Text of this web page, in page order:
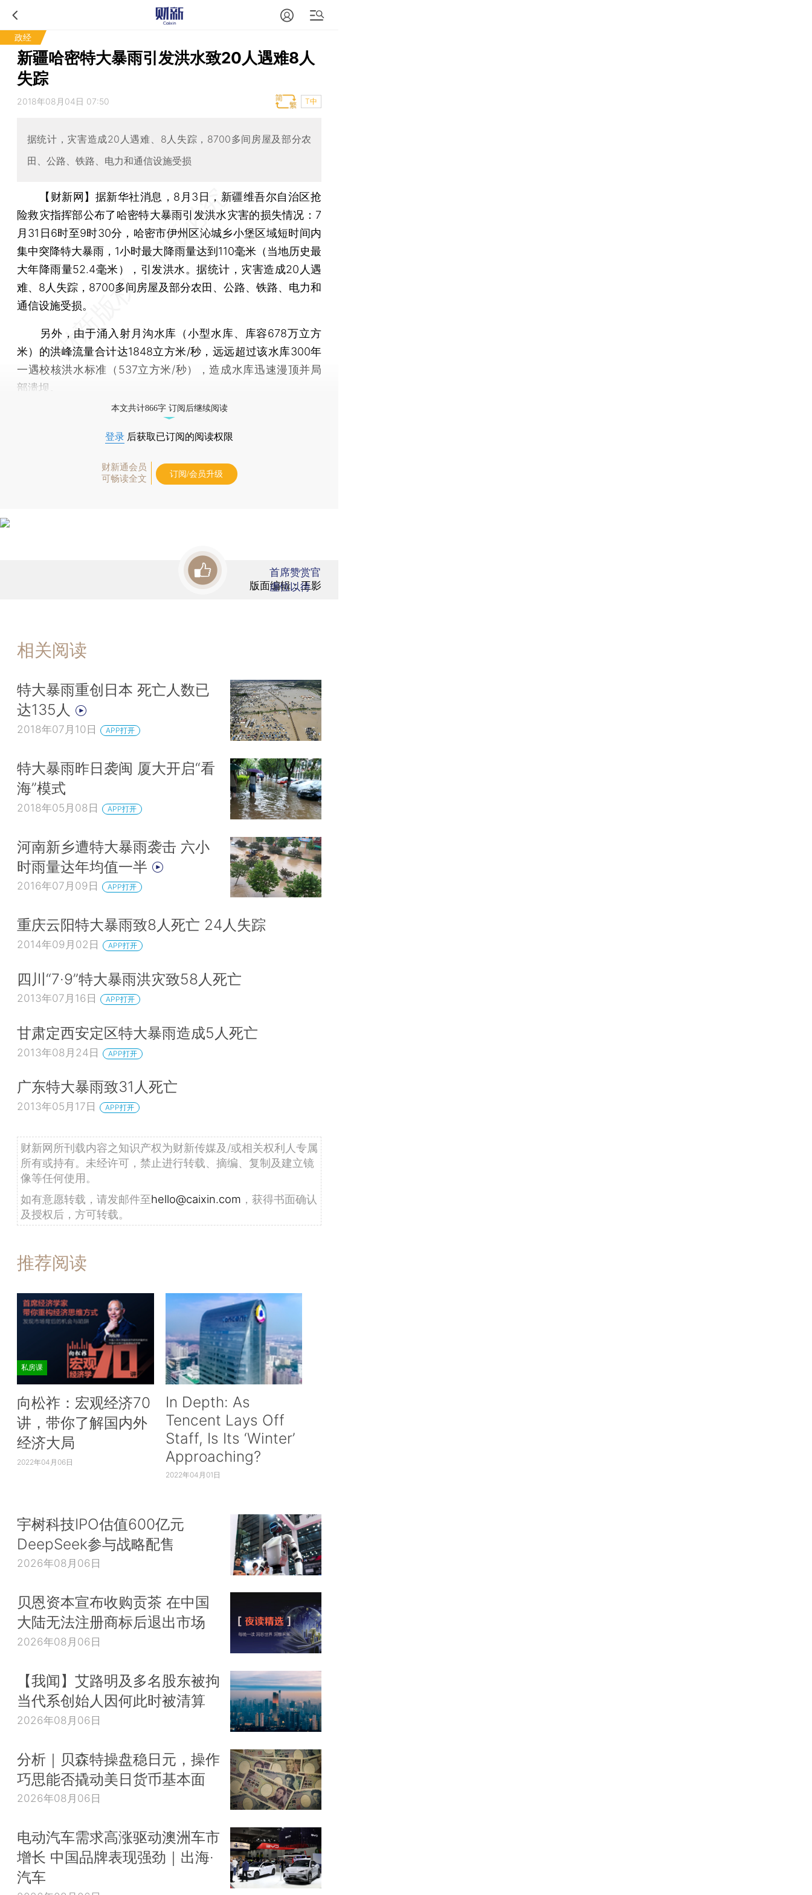
政经
新疆哈密特大暴雨引发洪水致20人遇难8人
失踪
2018年08月04日 07:50 T中
据统计，灾害造成20人遇难、8人失踪，8700多间房屋及部分农
田、公路、铁路、电力和通信设施受损
【财新网】 据新华社消息，8月3日，新疆维吾尔自治区抢
险救灾指挥部公布了哈密特大暴雨引发洪水灾害的损失情况：7
月31日6时至9时30分，哈密市伊州区沁城乡小堡区域短时间内
集中突降特大暴雨，1小时最大降雨量达到110毫米（当地历史最
大年降雨量52.4毫米），引发洪水。据统计，灾害造成20人遇
难、8人失踪，8700多间房屋及部分农田、公路、铁路、电力和
通信设施受损。
另外，由于涌入射月沟水库（小型水库、库容678万立方
米）的洪峰流量合计达1848立方米/秒，远远超过该水库300年
一遇校核洪水标准（537立方米/秒），造成水库迅速漫顶并局
部溃坝。
本文共计866字 订阅后继续阅读
登录 后获取已订阅的阅读权限
财新通会员
可畅读全文
订阅/会员升级
版面编辑：王影
首席赞赏官
虚位以待
相关阅读
特大暴雨重创日本 死亡人数已
达135人
2018年07月10日 APP打开
特大暴雨昨日袭闽 厦大开启“看
海”模式
2018年05月08日 APP打开
河南新乡遭特大暴雨袭击 六小
时雨量达年均值一半
2016年07月09日 APP打开
重庆云阳特大暴雨致8人死亡 24人失踪
2014年09月02日 APP打开
四川“7·9”特大暴雨洪灾致58人死亡
2013年07月16日 APP打开
甘肃定西安定区特大暴雨造成5人死亡
2013年08月24日 APP打开
广东特大暴雨致31人死亡
2013年05月17日 APP打开
财新网所刊载内容之知识产权为财新传媒及/或相关权利人专属
所有或持有。未经许可，禁止进行转载、摘编、复制及建立镜
像等任何使用。
如有意愿转载，请发邮件至hello@caixin.com ，获得书面确认
及授权后，方可转载。
推荐阅读
私房课
向松祚：宏观经济70
讲，带你了解国内外
经济大局
2022年04月06日
In Depth: As
Tencent Lays Off
Staff, Is Its ‘Winter’
Approaching?
2022年04月01日
宇树科技IPO估值600亿元
DeepSeek参与战略配售
2026年08月06日
贝恩资本宣布收购贡茶 在中国
大陆无法注册商标后退出市场
2026年08月06日
【我闻】艾路明及多名股东被拘
当代系创始人因何此时被清算
2026年08月06日
分析｜贝森特操盘稳日元，操作
巧思能否撬动美日货币基本面
2026年08月06日
电动汽车需求高涨驱动澳洲车市
增长 中国品牌表现强劲｜出海·
汽车